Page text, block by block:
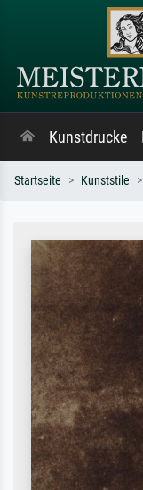
Kunstdrucke
Startseite Kunststile